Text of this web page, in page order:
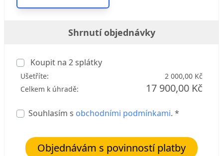
Shrnutí objednávky
Koupit na 2splátky
Ušetříte:
2 000,00 Kč
Celkem k úhradě:
17 900,00 Kč
Souhlasím s obchodními podmínkami. *
Objednávám s povinností platby